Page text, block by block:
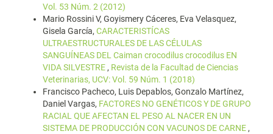
Vol. 53 Núm. 2 (2012)
Mario Rossini V, Goyismery Cáceres, Eva Velasquez,
Gisela García, CARACTERISTÍCAS
ULTRAESTRUCTURALES DE LAS CÉLULAS
SANGUÍNEAS DEL Caiman crocodilus crocodilus EN
VIDA SILVESTRE , Revista de la Facultad de Ciencias
Veterinarias, UCV: Vol. 59 Núm. 1 (2018)
Francisco Pacheco, Luis Depablos, Gonzalo Martínez,
Daniel Vargas, FACTORES NO GENÉTICOS Y DE GRUPO
RACIAL QUE AFECTAN EL PESO AL NACER EN UN
SISTEMA DE PRODUCCIÓN CON VACUNOS DE CARNE ,